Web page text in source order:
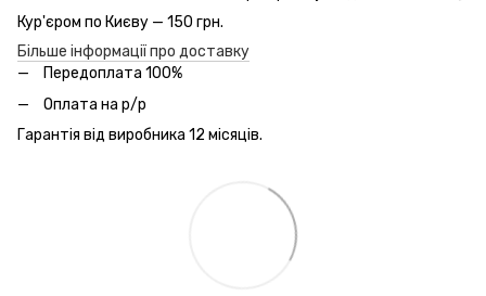
Кур'єром по Києву — 150 грн.
Більше інформації про доставку
Передоплата 100%
Оплата на р/р
Гарантія від виробника 12 місяців.